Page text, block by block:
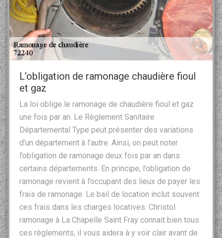
L’obligation de ramonage chaudière fioul
et gaz
La loi oblige le ramonage de chaudière fioul et gaz
une fois par an. Le Règlement Sanitaire
Départemental Type peut présenter des variations
d’un département à l’autre. Ainsi, on peut noter
l’obligation de ramonage deux fois par an dans
certains départements. En principe, l’obligation de
ramonage revient à l’occupant des lieux de payer les
frais de ramonage. Le bail de location inclut souvent
ces frais dans les charges locatives. Christol
ramonage à La Chapelle Saint Fray connait bien tous
ces règlements, il vous aidera à y voir clair avant de